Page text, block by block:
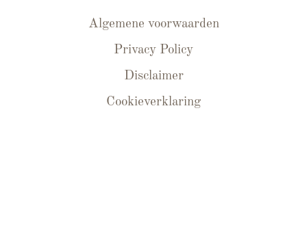
Algemene voorwaarden
Privacy Policy
Disclaimer
Cookieverklaring